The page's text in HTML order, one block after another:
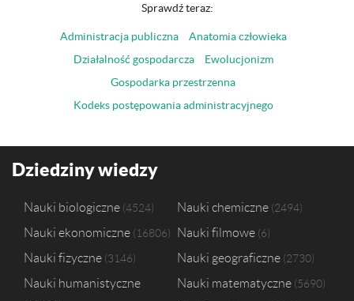
Sprawdź teraz:
Administracja publiczna
Anatomia człowieka
Działalność gospodarcza
Ewolucjonizm
Gospodarka przestrzenna
Kodeks postępowania administracyjnego
Dziedziny wiedzy
Nauki biologiczne 4524 Nauki chemiczne 2494
Nauki ekonomiczne 16806 Nauki filmowe 6
Nauki fizyczne 3146 Nauki geograficzne 2730
Nauki humanistyczne Nauki matematyczne 5690